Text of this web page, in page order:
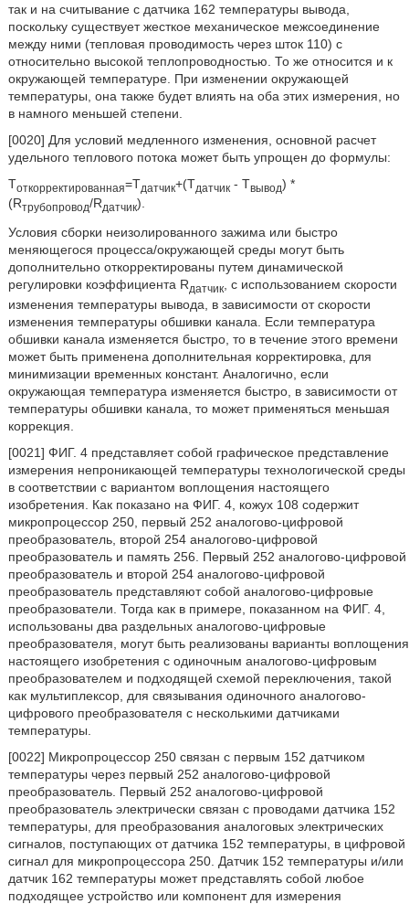
так и на считывание с датчика 162 температуры вывода,
поскольку существует жесткое механическое межсоединение
между ними (тепловая проводимость через шток 110) с
относительно высокой теплопроводностью. То же относится и к
окружающей температуре. При изменении окружающей
температуры, она также будет влиять на оба этих измерения, но
в намного меньшей степени.
[0020] Для условий медленного изменения, основной расчет
удельного теплового потока может быть упрощен до формулы:
Tоткорректированная=Tдатчик+(Tдатчик- Tвывод) *
(Rтрубопровод/Rдатчик).
Условия сборки неизолированного зажима или быстро
меняющегося процесса/окружающей среды могут быть
дополнительно откорректированы путем динамической
регулировки коэффициента Rдатчик, с использованием скорости
изменения температуры вывода, в зависимости от скорости
изменения температуры обшивки канала. Если температура
обшивки канала изменяется быстро, то в течение этого времени
может быть применена дополнительная корректировка, для
минимизации временных констант. Аналогично, если
окружающая температура изменяется быстро, в зависимости от
температуры обшивки канала, то может применяться меньшая
коррекция.
[0021] ФИГ. 4 представляет собой графическое представление
измерения непроникающей температуры технологической среды
в соответствии с вариантом воплощения настоящего
изобретения. Как показано на ФИГ. 4, кожух 108 содержит
микропроцессор 250, первый 252 аналогово-цифровой
преобразователь, второй 254 аналогово-цифровой
преобразователь и память 256. Первый 252 аналогово-цифровой
преобразователь и второй 254 аналогово-цифровой
преобразователь представляют собой аналогово-цифровые
преобразователи. Тогда как в примере, показанном на ФИГ. 4,
использованы два раздельных аналогово-цифровые
преобразователя, могут быть реализованы варианты воплощения
настоящего изобретения с одиночным аналогово-цифровым
преобразователем и подходящей схемой переключения, такой
как мультиплексор, для связывания одиночного аналогово-
цифрового преобразователя с несколькими датчиками
температуры.
[0022] Микропроцессор 250 связан с первым 152 датчиком
температуры через первый 252 аналогово-цифровой
преобразователь. Первый 252 аналогово-цифровой
преобразователь электрически связан с проводами датчика 152
температуры, для преобразования аналоговых электрических
сигналов, поступающих от датчика 152 температуры, в цифровой
сигнал для микропроцессора 250. Датчик 152 температуры и/или
датчик 162 температуры может представлять собой любое
подходящее устройство или компонент для измерения